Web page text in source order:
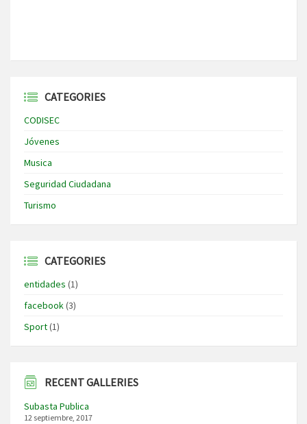
CATEGORIES
CODISEC
Jóvenes
Musica
Seguridad Ciudadana
Turismo
CATEGORIES
entidades (1)
facebook(3)
Sport(1)
RECENT GALLERIES
Subasta Publica
12 septiembre, 2017